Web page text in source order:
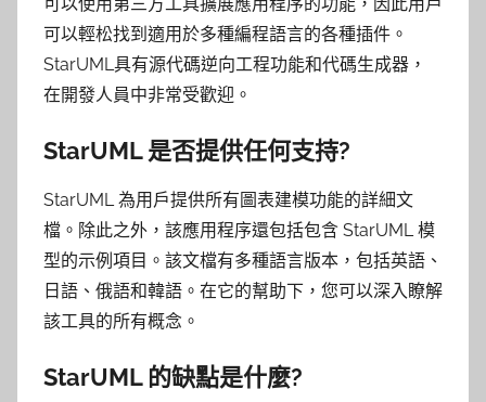
可以輕松找到適用於多種編程語言的各種插件。
StarUML具有源代碼逆向工程功能和代碼生成器，
在開發人員中非常受歡迎。
StarUML 是否提供任何支持?
StarUML 為用戶提供所有圖表建模功能的詳細文
檔。除此之外，該應用程序還包括包含 StarUML 模
型的示例項目。該文檔有多種語言版本，包括英語、
日語、俄語和韓語。在它的幫助下，您可以深入瞭解
該工具的所有概念。
StarUML 的缺點是什麼?